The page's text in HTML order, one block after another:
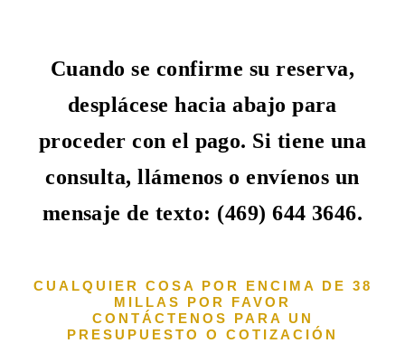
Cuando se confirme su reserva,
desplácese hacia abajo para
proceder con el pago. Si tiene una
consulta, llámenos o envíenos un
mensaje de texto: (469) 644 3646.
CUALQUIER COSA POR ENCIMA DE 38
MILLAS POR FAVOR
CONTÁCTENOS PARA UN
PRESUPUESTO O COTIZACIÓN